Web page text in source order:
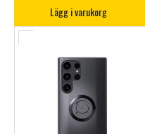
Lägg i varukorg